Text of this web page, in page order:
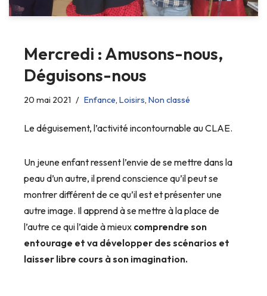
Mercredi : Amusons-nous,
Déguisons-nous
20 mai 2021 Enfance, Loisirs, Non classé
Le déguisement, l’activité incontournable au CLAE.
Un jeune enfant ressent l’envie de se mettre dans la
peau d’un autre, il prend conscience qu’il peut se
montrer différent de ce qu’il est et présenter une
autre image. Il apprend à se mettre à la place de
l’autre ce qui l’aide à mieux comprendre son
entourage et va développer des scénarios et
laisser libre cours à son imagination.